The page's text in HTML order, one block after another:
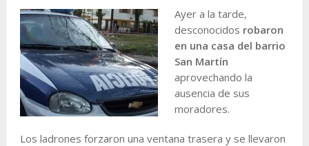
Ayer a la tarde,
desconocidos robaron
en una casa del barrio
San Martín
aprovechando la
ausencia de sus
moradores.
Los ladrones forzaron una ventana trasera y se llevaron